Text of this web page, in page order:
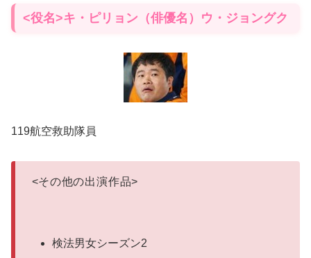
<役名>キ・ピリョン（俳優名）ウ・ジョングク
119航空救助隊員
<その他の出演作品>
検法男女シーズン2